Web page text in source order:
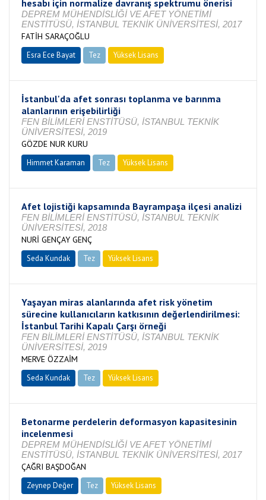
hesabı için normalize davranış spektrumu önerisi
DEPREM MÜHENDİSLİĞİ VE AFET YÖNETİMİ
ENSTİTÜSÜ, İSTANBUL TEKNİK ÜNİVERSİTESİ, 2017
FATİH SARAÇOĞLU
Esra Ece Bayat Tez Yüksek Lisans
İstanbul'da afet sonrası toplanma ve barınma
alanlarının erişebilirliği
FEN BİLİMLERİ ENSTİTÜSÜ, İSTANBUL TEKNİK
ÜNİVERSİTESİ, 2019
GÖZDE NUR KURU
Himmet Karaman Tez Yüksek Lisans
Afet lojistiği kapsamında Bayrampaşa ilçesi analizi
FEN BİLİMLERİ ENSTİTÜSÜ, İSTANBUL TEKNİK
ÜNİVERSİTESİ, 2018
NURİ GENÇAY GENÇ
Seda Kundak Tez Yüksek Lisans
Yaşayan miras alanlarında afet risk yönetim
sürecine kullanıcıların katkısının değerlendirilmesi:
İstanbul Tarihi Kapalı Çarşı örneği
FEN BİLİMLERİ ENSTİTÜSÜ, İSTANBUL TEKNİK
ÜNİVERSİTESİ, 2019
MERVE ÖZZAİM
Seda Kundak Tez Yüksek Lisans
Betonarme perdelerin deformasyon kapasitesinin
incelenmesi
DEPREM MÜHENDİSLİĞİ VE AFET YÖNETİMİ
ENSTİTÜSÜ, İSTANBUL TEKNİK ÜNİVERSİTESİ, 2017
ÇAĞRI BAŞDOĞAN
Zeynep Değer Tez Yüksek Lisans